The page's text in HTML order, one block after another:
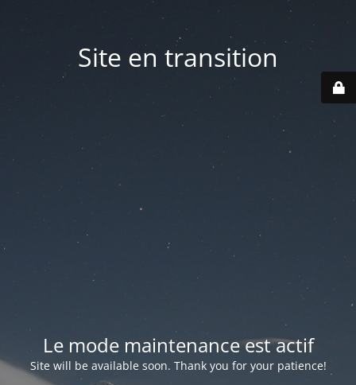
Site en transition
Le mode maintenance est actif
Site will be available soon. Thank you for your patience!